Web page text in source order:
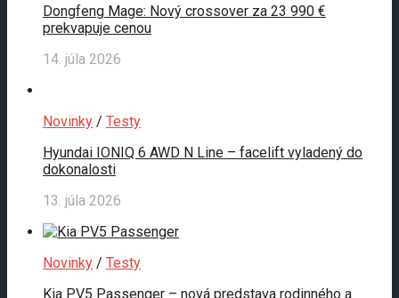
Dongfeng Mage: Nový crossover za 23 990 €
prekvapuje cenou
14. júla 2026
Novinky / Testy
Hyundai IONIQ 6 AWD N Line – facelift vyladený do
dokonalosti
13. júla 2026
Novinky / Testy
Kia PV5 Passenger – nová predstava rodinného a